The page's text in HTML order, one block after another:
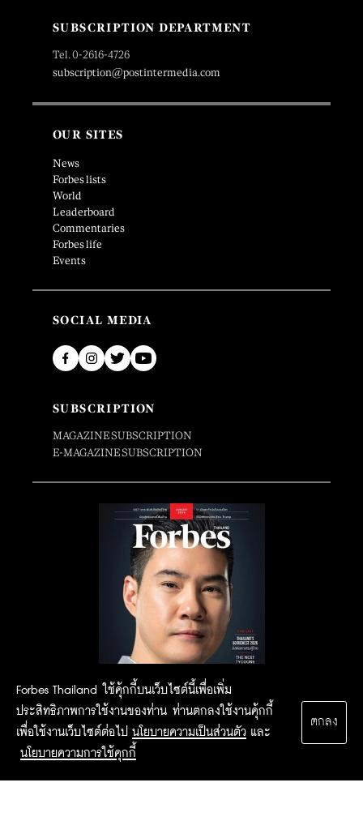
Forbes Thailand ใช้คุ้กกี้บนเว็บไซต์นี้เพื่อเพิ่ม
ประสิทธิภาพการใช้งานของท่าน ท่านตกลงใช้งานคุ้กกี้
เพื่อใช้งานเว็บไซต์ต่อไป นโยบายความเป็นส่วนตัว และ
นโยบายความการใช้คุกกี้
ตกลง
SUBSCRIPTION DEPARTMENT
Tel. 0-2616-4726
subscription@postintermedia.com
OUR SITES
News
Forbes lists
World
Leaderboard
Commentaries
Forbes life
Events
SOCIAL MEDIA
SUBSCRIPTION
MAGAZINE SUBSCRIPTION
E-MAGAZINE SUBSCRIPTION
2015 Forbesthailand.com ALL RIGHTS RESERVED